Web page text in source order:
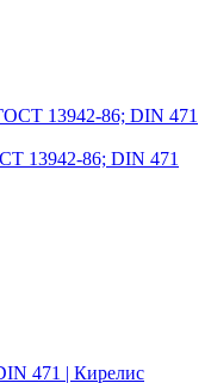
13942-86; DIN 471